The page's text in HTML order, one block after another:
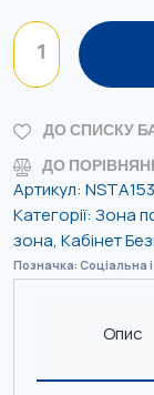
ДО СПИСКУ
ДО
Артикул:
Категорії: Зона
зона, Кабінет
Позначка: Соціальна
Опис